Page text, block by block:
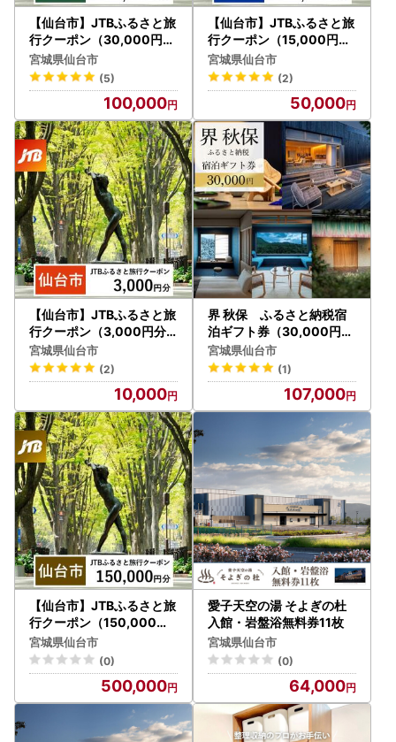
【仙台市】JTBふるさと旅
行クーポン（30,000円分
）有効期間3年（Eメール
発行）｜予約 宿泊 観光 体
験 温泉 ホテル 旅館 チケッ
ト 子供 子連れ カップル 家
族 店頭 オンライン ネット
電話 仙台
宮城県仙台市
(5)
100,000
【仙台市】JTBふるさと旅
行クーポン（15,000円分
）有効期間3年（Eメール
発行）｜予約 宿泊 観光 体
験 温泉 ホテル 旅館 チケッ
ト 子供 子連れ カップル 家
族 店頭 オンライン ネット
電話 仙台
宮城県仙台市
(2)
50,000
【仙台市】JTBふるさと旅
行クーポン（3,000円分
）有効期間3年（Eメール
発行）｜予約 宿泊 観光 体
験 温泉 ホテル 旅館 チケッ
ト 子供 子連れ カップル 家
族 店頭 オンライン ネット
電話 仙台
宮城県仙台市
(2)
10,000
界 秋保 ふるさと納税宿
泊ギフト券（30,000円分
）【仙台市 宿泊 チケット
人気 おすすめ 星野リゾー
ト】
宮城県仙台市
(1)
107,000
【仙台市】JTBふるさと旅
行クーポン（150,000円
分）有効期間3年（Eメー
ル発行）｜予約 宿泊 観光
体験 温泉 ホテル 旅館 チケ
ット 子供 子連れ カップル
家族 店頭 オンライン ネッ
宮城県仙台市
(0)
500,000
愛子天空の湯 そよぎの杜
入館・岩盤浴無料券11枚
宮城県仙台市
(0)
64,000